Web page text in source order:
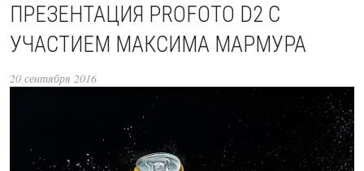
ПРЕЗЕНТАЦИЯ PROFOTO D2 С
УЧАСТИЕМ МАКСИМА МАРМУРА
20 сентября 2016